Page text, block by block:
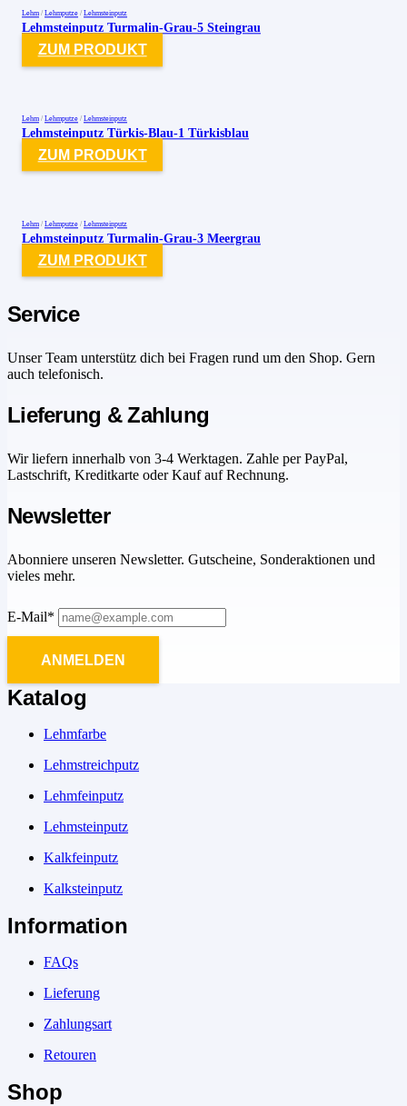
Lehm / Lehmputze / Lehmsteinputz
Lehmsteinputz Turmalin-Grau-5 Steingrau
ZUM PRODUKT
Lehm / Lehmputze / Lehmsteinputz
Lehmsteinputz Türkis-Blau-1 Türkisblau
ZUM PRODUKT
Lehm / Lehmputze / Lehmsteinputz
Lehmsteinputz Turmalin-Grau-3 Meergrau
ZUM PRODUKT
Service
Unser Team unterstütz dich bei Fragen rund um den Shop. Gern
auch telefonisch.
Lieferung & Zahlung
Wir liefern innerhalb von 3-4 Werktagen. Zahle per PayPal,
Lastschrift, Kreditkarte oder Kauf auf Rechnung.
Newsletter
Abonniere unseren Newsletter. Gutscheine, Sonderaktionen und
vieles mehr.
E-Mail*
ANMELDEN
Katalog
Lehmfarbe
Lehmstreichputz
Lehmfeinputz
Lehmsteinputz
Kalkfeinputz
Kalksteinputz
Information
FAQs
Lieferung
Zahlungsart
Retouren
Shop